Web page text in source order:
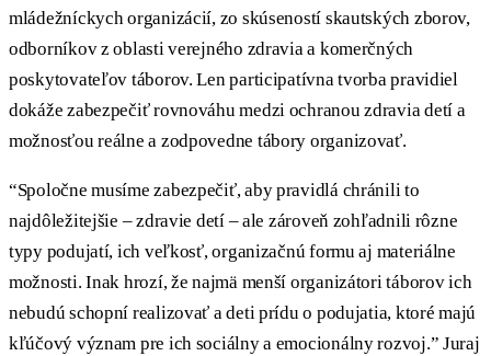
mládežníckych organizácií, zo skúseností skautských zborov,
odborníkov z oblasti verejného zdravia a komerčných
poskytovateľov táborov. Len participatívna tvorba pravidiel
dokáže zabezpečiť rovnováhu medzi ochranou zdravia detí a
možnosťou reálne a zodpovedne tábory organizovať.
“Spoločne musíme zabezpečiť, aby pravidlá chránili to
najdôležitejšie – zdravie detí – ale zároveň zohľadnili rôzne
typy podujatí, ich veľkosť, organizačnú formu aj materiálne
možnosti. Inak hrozí, že najmä menší organizátori táborov ich
nebudú schopní realizovať a deti prídu o podujatia, ktoré majú
kľúčový význam pre ich sociálny a emocionálny rozvoj.” Juraj